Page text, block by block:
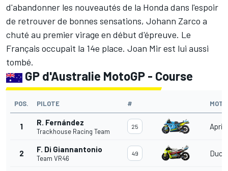
d'abandonner les nouveautés de la Honda dans l'espoir
de retrouver de bonnes sensations, Johann Zarco a
chuté au premier virage en début d'épreuve. Le
Français occupait la 14e place. Joan Mirest lui aussi
tombé.
GP d'Australie MotoGP - Course
POS. PILOTE # MOTO
1 R. Fernández
Trackhouse Racing Team
25
2 F. Di Giannantonio
Team VR46
49